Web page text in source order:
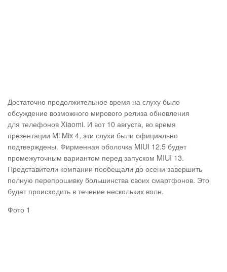
Достаточно продолжительное время на слуху было
обсуждение возможного мирового релиза обновления
для телефонов Xiaomi. И вот 10 августа, во время
презентации Mi Mix 4, эти слухи были официально
подтверждены. Фирменная оболочка MIUI 12.5 будет
промежуточным вариантом перед запуском MIUI 13.
Представители компании пообещали до осени завершить
полную перепрошивку большинства своих смартфонов. Это
будет происходить в течение нескольких волн.
Фото 1